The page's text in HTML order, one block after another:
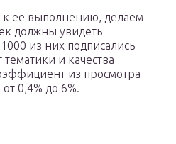
к ее выполнению, делаем
должны увидеть
из них подписались
тематики и качества
из просмотра
0,4% до 6%.